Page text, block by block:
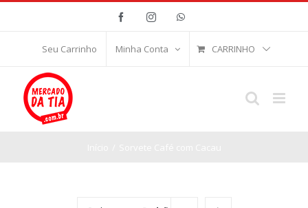
FacebookInstagramWhatsApp
Seu Carrinho Minha Conta CARRINHO